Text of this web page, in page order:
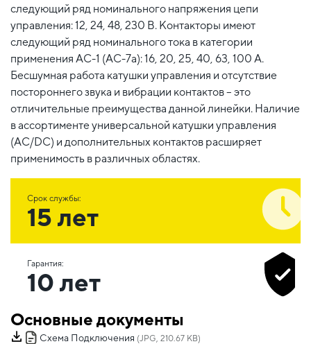
следующий ряд номинального напряжения цепи
управления: 12, 24, 48, 230 В. Контакторы имеют
следующий ряд номинального тока в категории
применения АС-1 (AC-7a): 16, 20, 25, 40, 63, 100 А.
Бесшумная работа катушки управления и отсутствие
постороннего звука и вибрации контактов – это
отличительные преимущества данной линейки. Наличие
в ассортименте универсальной катушки управления
(AC/DC) и дополнительных контактов расширяет
применимость в различных областях.
Срок службы:
15 лет
Гарантия:
10 лет
Основные документы
Схема Подключения (JPG, 210.67 KB)